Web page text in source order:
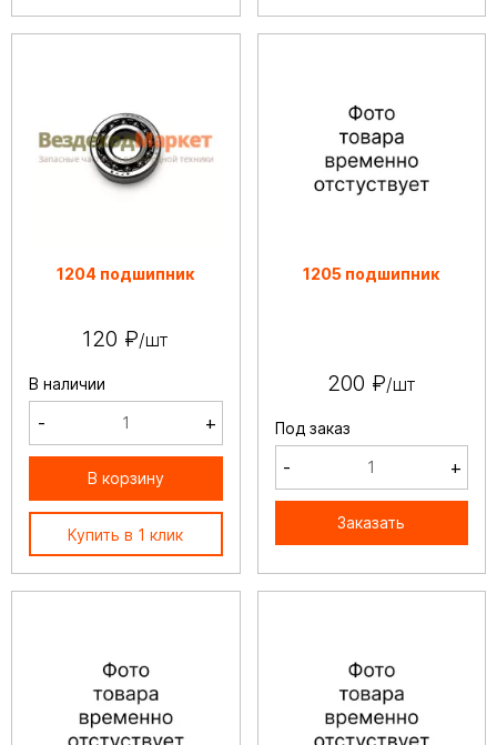
1204 подшипник
120 ₽/шт
В наличии
- +
В корзину
Купить в 1 клик
1205 подшипник
200 ₽/шт
Под заказ
- +
Заказать